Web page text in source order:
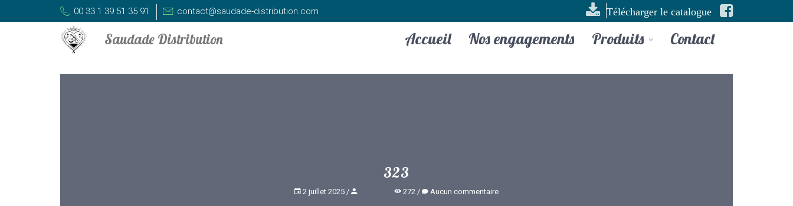
00 33 1 39 51 35 91 contact@saudade-distribution.com Télécharger le catalogue
Accueil Nos engagements Produits Contact
323
2 juillet 2025 272 Aucun commentaire